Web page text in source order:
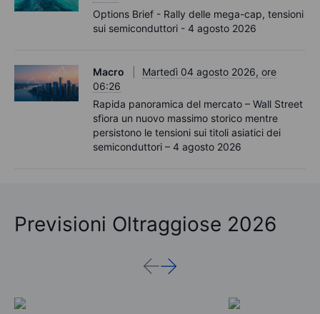
Options Brief - Rally delle mega-cap, tensioni
sui semiconduttori - 4 agosto 2026
Macro
Martedì 04 agosto 2026, ore
06:26
Rapida panoramica del mercato – Wall Street
sfiora un nuovo massimo storico mentre
persistono le tensioni sui titoli asiatici dei
semiconduttori – 4 agosto 2026
Previsioni Oltraggiose 2026